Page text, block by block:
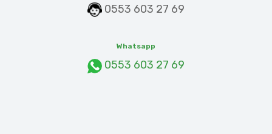
0553 603 27 69
Whatsapp
0553 603 27 69